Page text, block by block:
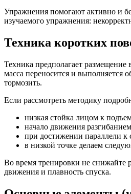
Упражнения помогают активно и
изучаемого упражнения:
Техника коротких
Техника предполагает размещение
масса переносится и выполняется
тормозить.
Если рассмотреть методику
низкая стойка лицом к
начало движения
при достижении параллели к
в низкой точке делаем
Во время тренировки не снижайте
движения и плавность спуска.